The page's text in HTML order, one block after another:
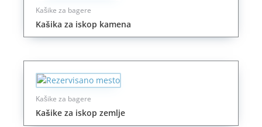
Kašike za bagere
Kašika za iskop kamena
Kašike za bagere
Kašike za iskop zemlje